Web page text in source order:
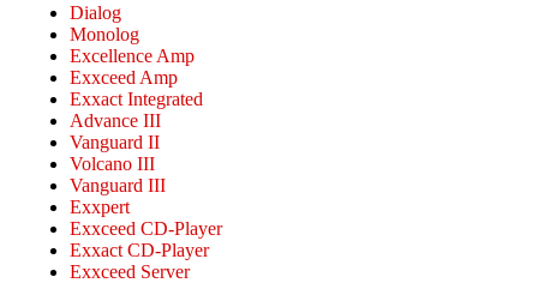
Dialog
Monolog
Excellence Amp
Exxceed Amp
Exxact Integrated
Advance III
Vanguard II
Volcano III
Vanguard III
Exxpert
Exxceed CD-Player
Exxact CD-Player
Exxceed Server